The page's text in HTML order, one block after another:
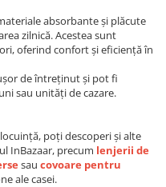
absorbante și plăcute
zilnică. Acestea sunt
oferind confort și eficiență în
de întreținut și pot fi
sau unități de cazare.
poți descoperi și alte
InBazaar, precum lenjerii de
sau covoare pentru
ale casei.